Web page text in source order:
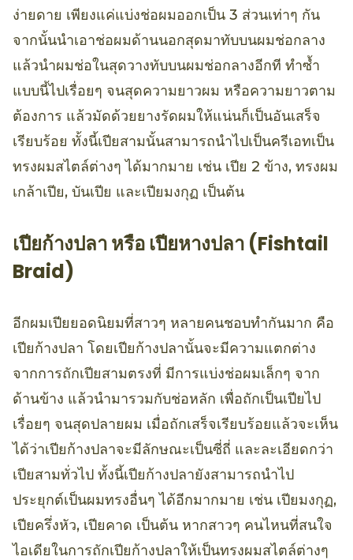
ง่ายดาย เพียงแค่แบ่งช่อผมออกเป็น 3 ส่วนเท่าๆ กัน
จากนั้นนำเอาช่อผมด้านนอกสุดมาทับบนผมช่อกลาง
แล้วนำผมช่อในสุดวางทับบนผมช่อกลางอีกที ทำซ้ำ
แบบนี้ไปเรื่อยๆ จนสุดความยาวผม หรือความยาวตาม
ต้องการ แล้วมัดด้วยยางรัดผมให้แน่นก็เป็นอันเสร็จ
เรียบร้อย ทั้งนี้เปียสามนั้นสามารถนำไปเป็นครีเอทเป็น
ทรงผมสไตล์ต่างๆ ได้มากมาย เช่น เปีย 2 ข้าง, ทรงผม
เกล้าเปีย, บันเปีย และเปียมงกุฏ เป็นต้น
เปียก้างปลา หรือ เปียหางปลา (Fishtail
Braid)
อีกผมเปียยอดนิยมที่สาวๆ หลายคนชอบทำกันมาก คือ
เปียก้างปลา โดยเปียก้างปลานั้นจะมีความแตกต่าง
จากการถักเปียสามตรงที่ มีการแบ่งช่อผมเล็กๆ จาก
ด้านข้าง แล้วนำมารวมกับช่อหลัก เพื่อถักเป็นเปียไป
เรื่อยๆ จนสุดปลายผม เมื่อถักเสร็จเรียบร้อยแล้วจะเห็น
ได้ว่าเปียก้างปลาจะมีลักษณะเป็นซี่ถี่ และละเอียดกว่า
เปียสามทั่วไป ทั้งนี้เปียก้างปลายังสามารถนำไป
ประยุกต์เป็นผมทรงอื่นๆ ได้อีกมากมาย เช่น เปียมงกุฏ,
เปียครึ่งหัว, เปียคาด เป็นต้น หากสาวๆ คนไหนที่สนใจ
ไอเดียในการถักเปียก้างปลาให้เป็นทรงผมสไตล์ต่างๆ